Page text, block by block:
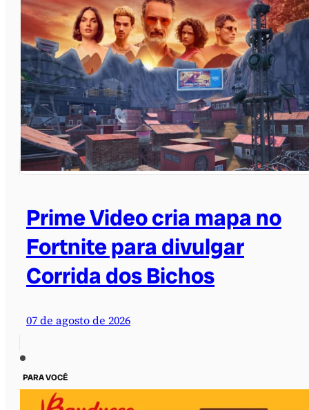
Prime Video cria mapa no
Fortnite para divulgar
Corrida dos Bichos
07 de agosto de 2026
PARA VOCÊ